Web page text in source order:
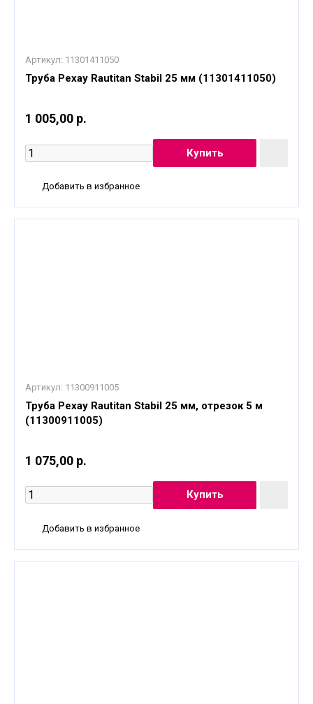
Артикул: 11301411050
Труба Рехау Rautitan Stabil 25 мм (11301411050)
1 005,00 р.
Добавить в избранное
Артикул: 11300911005
Труба Рехау Rautitan Stabil 25 мм, отрезок 5 м
(11300911005)
1 075,00 р.
Добавить в избранное